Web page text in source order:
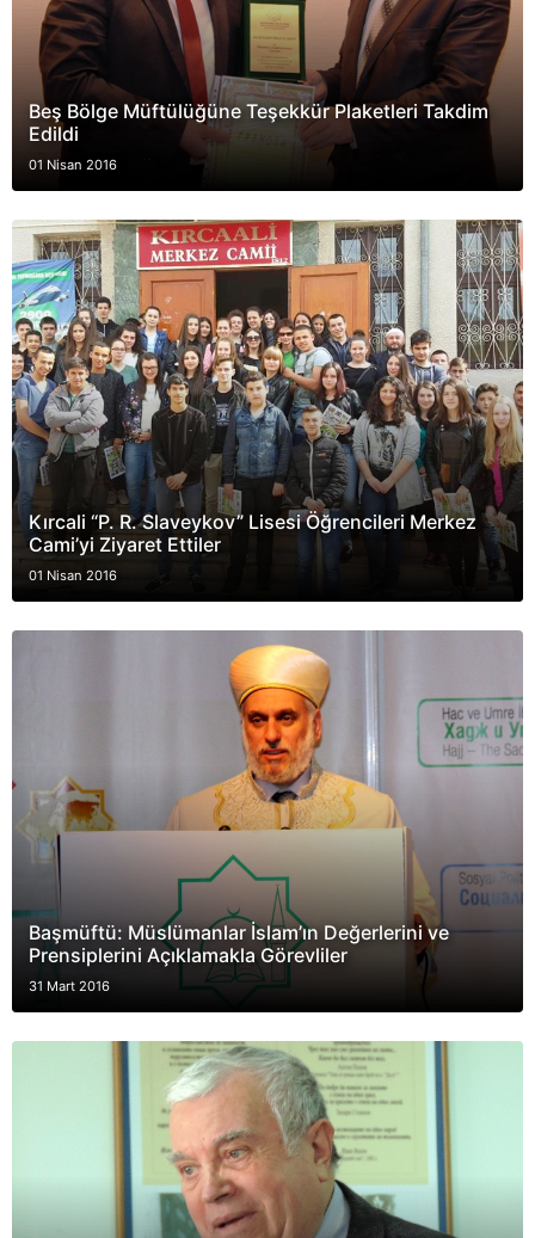
Beş Bölge Müftülüğüne Teşekkür Plaketleri Takdim
Edildi
01 Nisan 2016
Kırcali “P. R. Slaveykov” Lisesi Öğrencileri Merkez
Cami’yi Ziyaret Ettiler
01 Nisan 2016
Başmüftü: Müslümanlar İslam’ın Değerlerini ve
Prensiplerini Açıklamakla Görevliler
31 Mart 2016